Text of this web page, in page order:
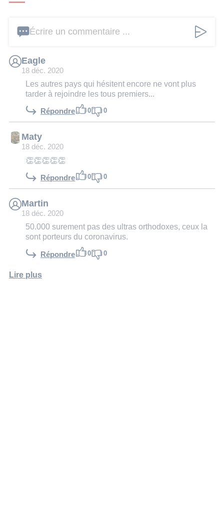
Écrire un commentaire ...
Eagle
18 déc. 2020
Les autres pays qui hésitent encore ne vont plus
tarder à rejoindre les tous premiers...
Répondre 0 0
Maty
18 déc. 2020
👏👏👏👏👏
Répondre 0 0
Martin
18 déc. 2020
50.000 surement pas des ultras orthodoxes, ceux la
sont porteurs du coronavirus.
Répondre 0 0
Lire plus